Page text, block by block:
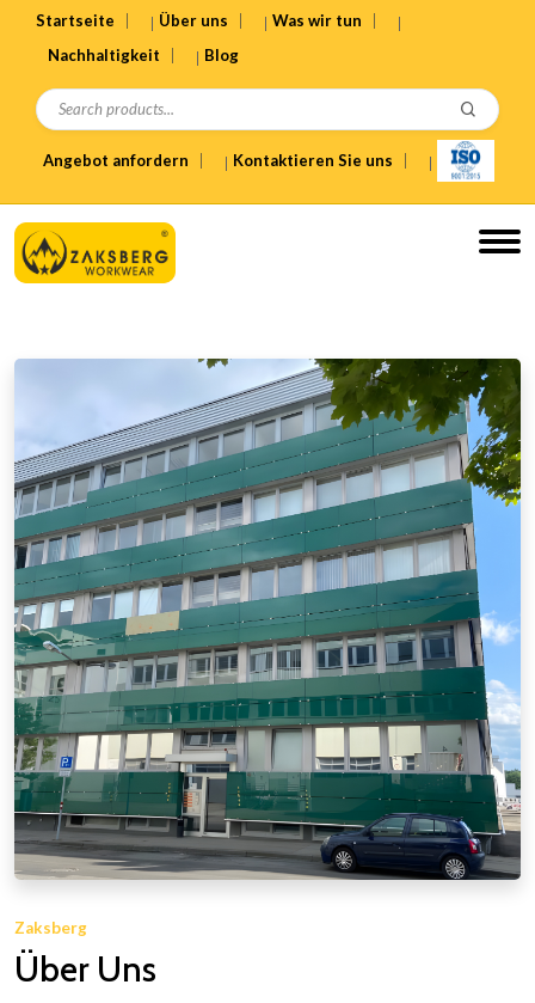
Startseite Über uns
Was wir tun
Nachhaltigkeit
Blog
Angebot anfordern Kontaktieren Sie uns
Zaksberg
Über Uns